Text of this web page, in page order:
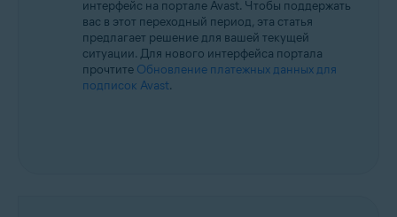
интерфейс на портале Avast. Чтобы поддержать
вас в этот переходный период, эта статья
предлагает решение для вашей текущей
ситуации. Для нового интерфейса портала
прочтите Обновление платежных данных для
подписок Avast.